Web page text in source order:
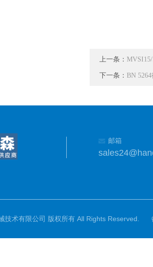
上一条：
下一条： BN
邮箱
技术有限公司 版权所有 All Rights Reserved.